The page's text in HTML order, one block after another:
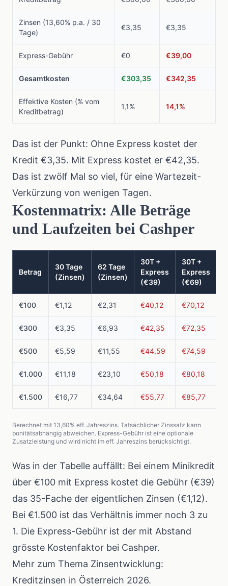
Zinsen (13,60% p.a. / 30
Tage)
€3,35 €3,35
Express-Gebühr €0 €39,00
Gesamtkosten €303,35 €342,35
Effektive Kosten (% vom
Kreditbetrag)
1,1% 14,1%
Das ist der Punkt: Ohne Express kostet der
Kredit €3,35. Mit Express kostet er €42,35.
Das ist zwölf Mal so viel, für eine Wartezeit-
Verkürzung von wenigen Tagen.
Kostenmatrix: Alle Beträge
und Laufzeiten bei Cashper
Betrag
30 Tage
(Zinsen)
62 Tage
(Zinsen)
30T +
Express
(€39)
30T +
Express
(€69)
€100 €1,12 €2,31 €40,12 €70,12
€300 €3,35 €6,93 €42,35 €72,35
€500 €5,59 €11,55 €44,59 €74,59
€1.000 €11,18 €23,10 €50,18 €80,18
€1.500 €16,77 €34,64 €55,77 €85,77
Berechnet mit 13,60% eff. Jahreszins. Tatsächlicher Zinssatz kann
bonitätsabhängig abweichen. Express-Gebühr ist eine optionale
Zusatzleistung und wird nicht im eff. Jahreszins berücksichtigt.
Was in der Tabelle auffällt: Bei einem Minikredit
über €100 mit Express kostet die Gebühr (€39)
das 35-Fache der eigentlichen Zinsen (€1,12).
Bei €1.500 ist das Verhältnis immer noch 3 zu
1. Die Express-Gebühr ist der mit Abstand
grösste Kostenfaktor bei Cashper.
Mehr zum Thema Zinsentwicklung:
Kreditzinsen in Österreich 2026.